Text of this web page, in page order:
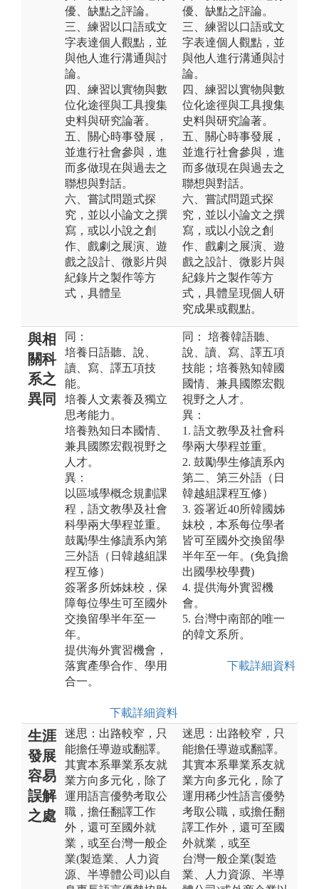
優、缺點之評論。
三、練習以口語或文
字表達個人觀點，並
與他人進行溝通與討
論。
四、練習以實物與數
位化途徑與工具搜集
史料與研究論著。
五、關心時事發展，
並進行社會參與，進
而多做現在與過去之
聯想與對話。
六、嘗試問題式探
究，並以小論文之撰
寫，或以小說之創
作、戲劇之展演、遊
戲之設計、微影片與
紀錄片之製作等方
式，具體呈
優、缺點之評論。
三、練習以口語或文
字表達個人觀點，並
與他人進行溝通與討
論。
四、練習以實物與數
位化途徑與工具搜集
史料與研究論著。
五、關心時事發展，
並進行社會參與，進
而多做現在與過去之
聯想與對話。
六、嘗試問題式探
究，並以小論文之撰
寫，或以小說之創
作、戲劇之展演、遊
戲之設計、微影片與
紀錄片之製作等方
式，具體呈現個人研
究成果或觀點。
與相
關科
系之
異同
同：
培養日語聽、說、
讀、寫、譯五項技
能。
培養人文素養及獨立
思考能力。
培養熟知日本國情、
兼具國際宏觀視野之
人才。
異：
以區域學概念規劃課
程，語文教學及社會
科學兩大學程並重。
鼓勵學生修讀系內第
三外語（日韓越組課
程互修）
簽署多所姊妹校，保
障每位學生可至國外
交換留學半年至一
年。
提供海外實習機會，
落實產學合作、學用
合一。
下載詳細資料
同： 培養韓語聽、
說、讀、寫、譯五項
技能；培養熟知韓國
國情、兼具國際宏觀
視野之人才。
異：
1. 語文教學及社會科
學兩大學程並重。
2. 鼓勵學生修讀系內
第二、第三外語（日
韓越組課程互修）
3. 簽署近40所韓國姊
妹校，本系每位學者
皆可至國外交換留學
半年至一年。(免負擔
出國學校學費)
4. 提供海外實習機
會。
5. 台灣中南部的唯一
的韓文系所。
下載詳細資料
生涯
發展
容易
誤解
之處
迷思：出路較窄，只
能擔任導遊或翻譯。
其實本系畢業系友就
業方向多元化，除了
運用語言優勢考取公
職，擔任翻譯工作
外，還可至國外就
業，或至台灣一般企
業(製造業、人力資
源、半導體公司)以自
迷思：出路較窄，只
能擔任導遊或翻譯。
其實本系畢業系友就
業⽅向多元化，除了
運⽤稀少性語⾔優勢
考取公職，或擔任翻
譯⼯作外，還可⾄國
外就業，或⾄
台灣⼀般企業(製造
業、⼈⼒資源、半導